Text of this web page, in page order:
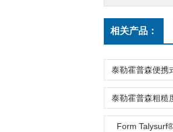
相关产品：
Form